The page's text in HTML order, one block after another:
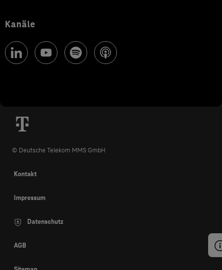
Kanäle
© Deutsche Telekom MMS GmbH
Kontakt
Impressum
Datenschutz
AGB